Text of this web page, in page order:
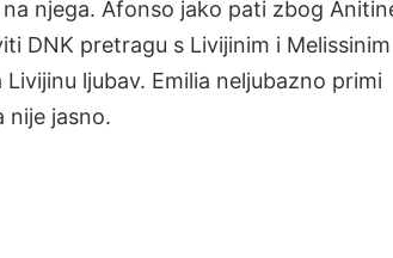
njega. Afonso jako pati zbog
DNK pretragu s Livijinim i Melissinim
ljubav. Emilia neljubazno primi
nije jasno.